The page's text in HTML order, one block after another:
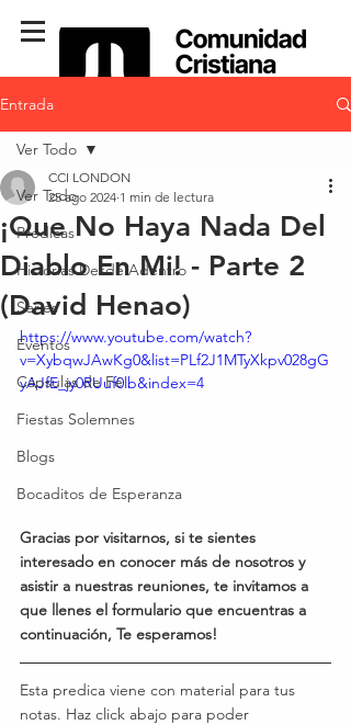
Entrada
Ver Todo
Predicas
Historias Desde Adentro
Series
Eventos
Cápsulas de Fé
Fiestas Solemnes
Blogs
Bocaditos de Esperanza
Ver Todo
¡Que No Haya Nada Del
Diablo En Mi! - Parte 2
(David Henao)
CCI LONDON
25 ago 2024 1 min de lectura
https://www.youtube.com/watch?
v=XybqwJAwKg0&list=PLf2J1MTyXkpv028gG
yAJfE_jy0RUuf0lb&index=4
Gracias por visitarnos, si te sientes
interesado en conocer más de nosotros y
asistir a nuestras reuniones, te invitamos a
que llenes el formulario que encuentras a
continuación, Te esperamos!
Esta predica viene con material para tus
notas. Haz click abajo para poder